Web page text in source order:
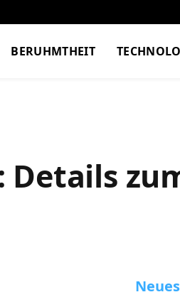
BERUHMTHEIT